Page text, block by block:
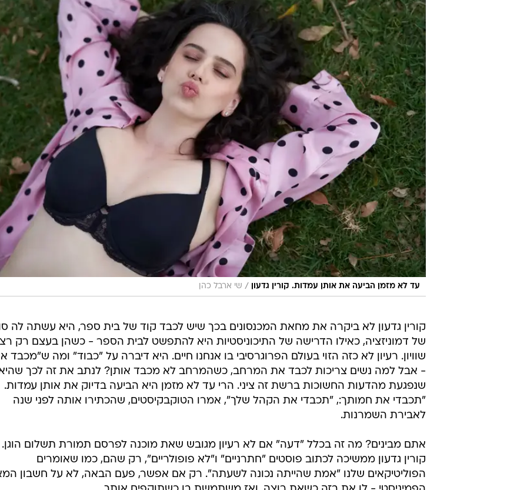
קורין גדעון תהפוך בקרוב לדוגמנית לנז'רי בינלאומית
לכתבה המלאה
עד לא מזמן הביעה את אותן עמדות. קורין גדעון
קורין גדעון לא ביקרה את מחאת המכנסונים בכך שיש לכבד קוד של בית ספר, היא עשתה לה סוג
של דמוניזציה, כאילו הדרישה של התיכוניסטיות היא להתפשט לבית הספר - כשהן בעצם רק
שוויון. רעיון לא כזה הזוי בעולם הפרוגרסיבי בו אנחנו חיים. היא דיברה על "כבוד" ומה ש"מכבד